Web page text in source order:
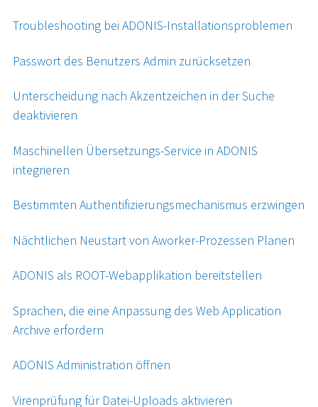
Troubleshooting bei ADONIS-Installationsproblemen
Passwort des Benutzers Admin zurücksetzen
Unterscheidung nach Akzentzeichen in der Suche
deaktivieren
Maschinellen Übersetzungs-Service in ADONIS
integrieren
Bestimmten Authentifizierungsmechanismus erzwingen
Nächtlichen Neustart von Aworker-Prozessen Planen
ADONIS als ROOT-Webapplikation bereitstellen
Sprachen, die eine Anpassung des Web Application
Archive erfordern
ADONIS Administration öffnen
Virenprüfung für Datei-Uploads aktivieren